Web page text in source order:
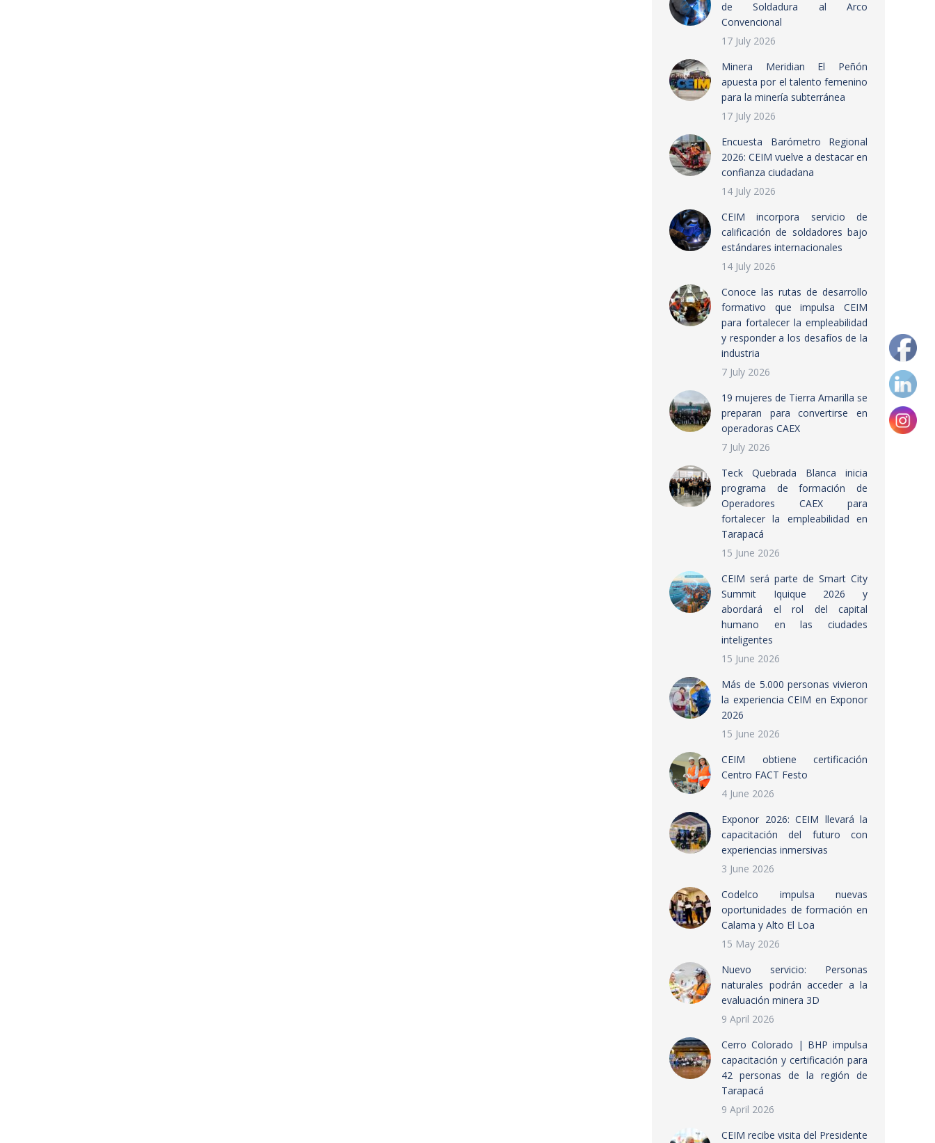
de Soldadura al Arco
Convencional
17 July 2026
Minera Meridian El Peñón
apuesta por el talento femenino
para la minería subterránea
17 July 2026
Encuesta Barómetro Regional
2026: CEIM vuelve a destacar en
confianza ciudadana
14 July 2026
CEIM incorpora servicio de
calificación de soldadores bajo
estándares internacionales
14 July 2026
Conoce las rutas de desarrollo
formativo que impulsa CEIM
para fortalecer la empleabilidad
y responder a los desafíos de la
industria
7 July 2026
19 mujeres de Tierra Amarilla se
preparan para convertirse en
operadoras CAEX
7 July 2026
Teck Quebrada Blanca inicia
programa de formación de
Operadores CAEX para
fortalecer la empleabilidad en
Tarapacá
15 June 2026
CEIM será parte de Smart City
Summit Iquique 2026 y
abordará el rol del capital
humano en las ciudades
inteligentes
15 June 2026
Más de 5.000 personas vivieron
la experiencia CEIM en Exponor
2026
15 June 2026
CEIM obtiene certificación
Centro FACT Festo
4 June 2026
Exponor 2026: CEIM llevará la
capacitación del futuro con
experiencias inmersivas
3 June 2026
Codelco impulsa nuevas
oportunidades de formación en
Calama y Alto El Loa
15 May 2026
Nuevo servicio: Personas
naturales podrán acceder a la
evaluación minera 3D
9 April 2026
Cerro Colorado | BHP impulsa
capacitación y certificación para
42 personas de la región de
Tarapacá
9 April 2026
CEIM recibe visita del Presidente